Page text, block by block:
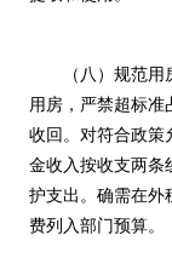
（八）规范
用房，严禁超标
收回。对符合政策
金收入按收支两条
护支出。确需在外
费列入部门预算。